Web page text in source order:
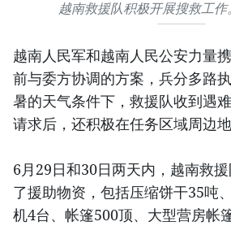
越南救援队积极开展搜救工
越南人民军和越南人民公安力量
前与委方协调的方案，兵分多路
暑的天气条件下，救援队收到遇
请求后，还积极在任务区域周边地
6月29日和30日两天内，越南救
了援助物资，包括压缩饼干35吨
机4台、帐篷500顶、大型营房帐